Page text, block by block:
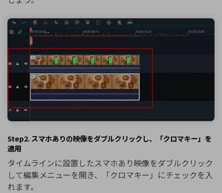
Step2. スマホありの映像をダブルクリックし、「クロマキー」を
適用
タイムラインに設置したスマホあり映像をダブルクリック
して編集メニューを開き、「クロマキー」にチェックを入
れます。